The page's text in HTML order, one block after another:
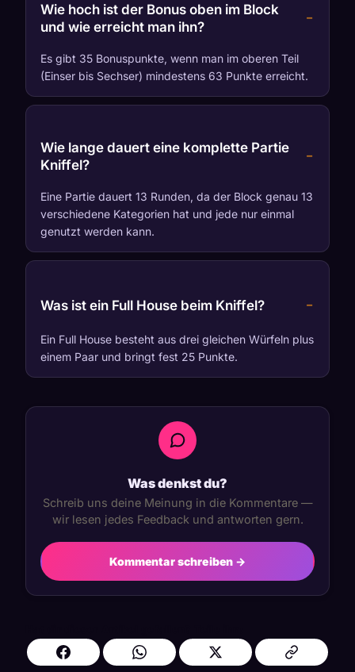
Wie hoch ist der Bonus oben im Block
und wie erreicht man ihn?
Es gibt 35 Bonuspunkte, wenn man im oberen Teil
(Einser bis Sechser) mindestens 63 Punkte erreicht.
Wie lange dauert eine komplette Partie
Kniffel?
Eine Partie dauert 13 Runden, da der Block genau 13
verschiedene Kategorien hat und jede nur einmal
genutzt werden kann.
Was ist ein Full House beim Kniffel?
Ein Full House besteht aus drei gleichen Würfeln plus
einem Paar und bringt fest 25 Punkte.
Was denkst du?
Schreib uns deine Meinung in die Kommentare —
wir lesen jedes Feedback und antworten gern.
Kommentar schreiben →